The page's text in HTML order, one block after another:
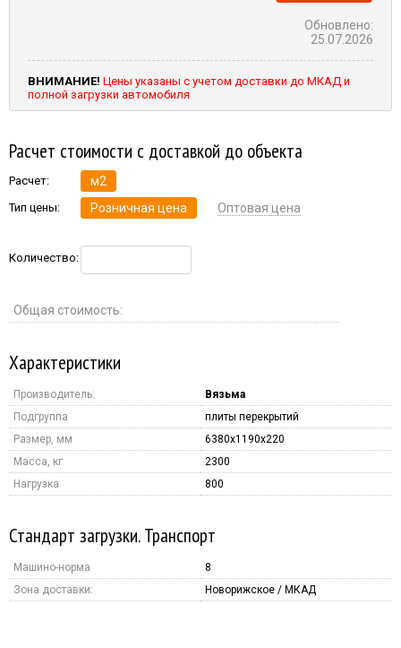
Обновлено:
25.07.2026
ВНИМАНИЕ! Цены указаны с учетом доставки до МКАД и
полной загрузки автомобиля
Расчет стоимости с доставкой до объекта
Расчет: м2
Тип цены: Розничная цена Оптовая цена
Количество:
Общая стоимость:
Характеристики
Производитель:
Вязьма
Подгруппа
плиты перекрытий
Размер, мм
6380x1190x220
Масса, кг
2300
Нагрузка
800
Стандарт загрузки. Транспорт
Машино-норма
8
Зона доставки:
Новорижское / МКАД